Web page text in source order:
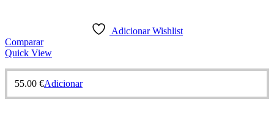
Adicionar Wishlist
Comparar
Quick View
55.00 €Adicionar